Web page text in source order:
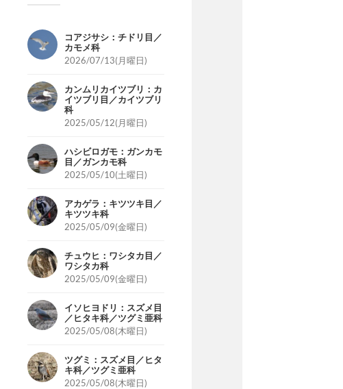
コアジサシ：チドリ目／
カモメ科
2026/07/13(月曜日)
カンムリカイツブリ：カ
イツブリ目／カイツブリ
科
2025/05/12(月曜日)
ハシビロガモ：ガンカモ
目／ガンカモ科
2025/05/10(土曜日)
アカゲラ：キツツキ目／
キツツキ科
2025/05/09(金曜日)
チュウヒ：ワシタカ目／
ワシタカ科
2025/05/09(金曜日)
イソヒヨドリ：スズメ目
／ヒタキ科／ツグミ亜科
2025/05/08(木曜日)
ツグミ：スズメ目／ヒタ
キ科／ツグミ亜科
2025/05/08(木曜日)